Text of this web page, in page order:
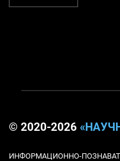
© 2020-2026
ИНФОРМАЦИОННО-